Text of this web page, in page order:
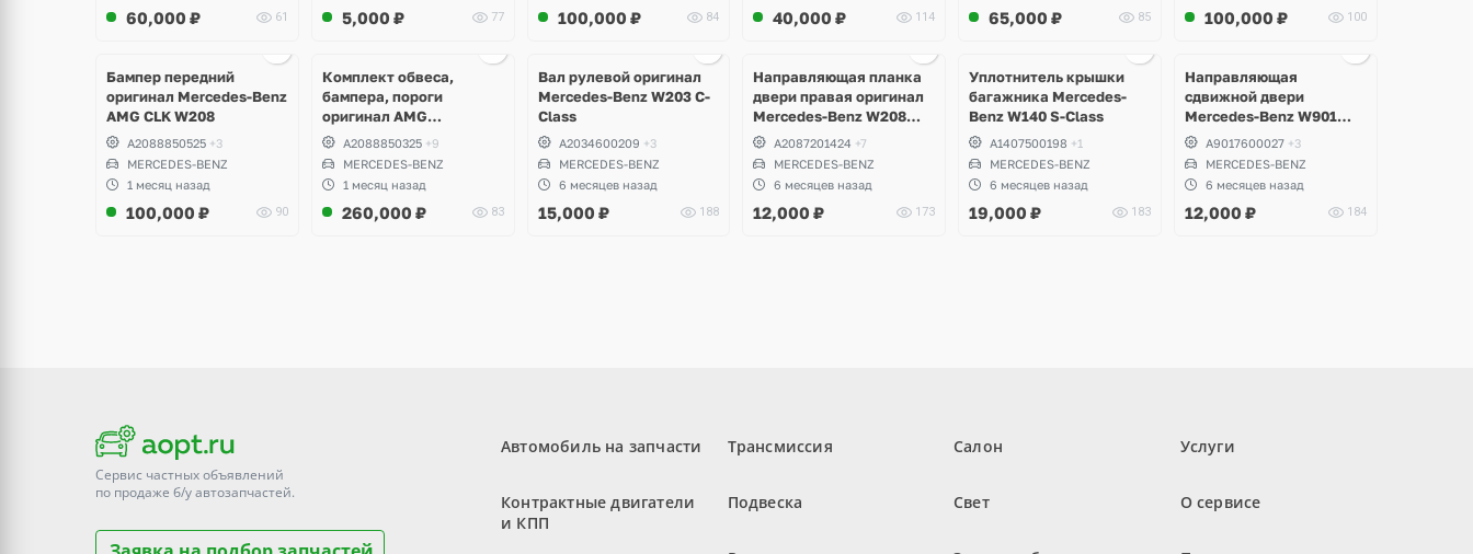
60,000 ₽ 61 5,000 ₽ 77 100,000 ₽ 84 40,000 ₽ 114 65,000 ₽ 85 100,000 ₽ 100
Бампер передний
оригинал Mercedes-Benz
AMG CLK W208
A2088850525 +3
MERCEDES-BENZ
1 месяц назад
100,000 ₽ 90
Комплект обвеса,
бампера, пороги
оригинал AMG
Mercedes-Benz CLK
W208
A2088850325 +9
MERCEDES-BENZ
1 месяц назад
260,000 ₽ 83
Вал рулевой оригинал
Mercedes-Benz W203 C-
Class
A2034600209 +3
MERCEDES-BENZ
6 месяцев назад
15,000 ₽ 188
Направляющая планка
двери правая оригинал
Mercedes-Benz W208
CLKA2087201424 +7
MERCEDES-BENZ
6 месяцев назад
12,000 ₽ 173
Уплотнитель крышки
багажника Mercedes-
Benz W140 S-Class
A1407500198 +1
MERCEDES-BENZ
6 месяцев назад
19,000 ₽ 183
Направляющая
сдвижной двери
Mercedes-Benz W901
Sprinter
A9017600027 +3
MERCEDES-BENZ
6 месяцев назад
12,000 ₽ 184
Сервис частных объявлений
по продаже б/уавтозапчастей.
Автомобиль на запчасти
Контрактные двигатели
и КПП
Трансмиссия
Подвеска
Салон
Свет
Услуги
О сервисе